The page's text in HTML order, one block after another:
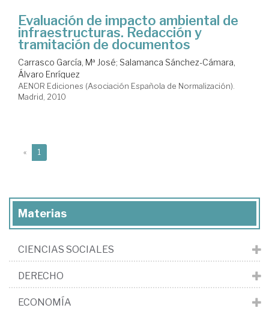
Evaluación de impacto ambiental de
infraestructuras. Redacción y
tramitación de documentos
Carrasco García, Mª José; Salamanca Sánchez-Cámara,
Álvaro Enríquez
AENOR Ediciones (Asociación Española de Normalización).
Madrid, 2010
« 1
Materias
CIENCIAS SOCIALES
DERECHO
ECONOMÍA